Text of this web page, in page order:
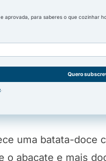
aprovada, para saberes o que cozinhar
Quero
.
uma batata-doce
o abacate e mais